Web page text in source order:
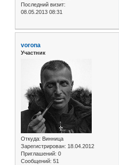
Последний визит:
08.05.2013 08:31
vorona
Участник
Откуда: Винница
Зарегистрирован: 18.04.2012
Приглашений: 0
Сообщений: 51